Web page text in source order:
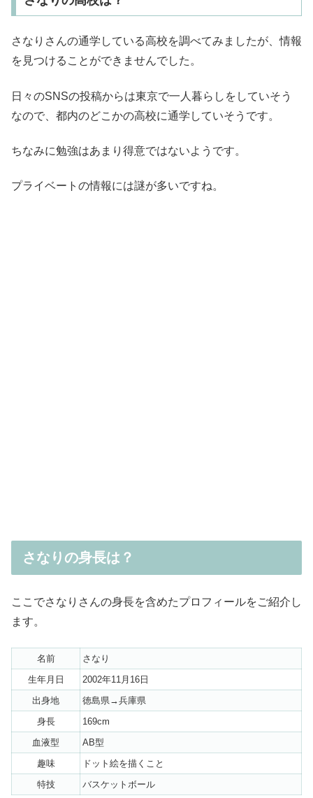
さなりさんの通学している高校を調べてみましたが、情報
を見つけることができませんでした。
日々のSNSの投稿からは東京で一人暮らしをしていそう
なので、都内のどこかの高校に通学していそうです。
ちなみに勉強はあまり得意ではないようです。
プライベートの情報には謎が多いですね。
さなりの身長は？
ここでさなりさんの身長を含めたプロフィールをご紹介し
ます。
名前
さなり
生年月日
2002年11月16日
出身地
徳島県→兵庫県
身長
169cm
血液型
AB型
趣味
ドット絵を描くこと
特技
バスケットボール